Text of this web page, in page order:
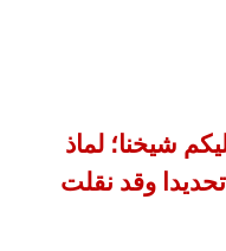
عليكم شيخنا؛ لماذ
وقد نقلت